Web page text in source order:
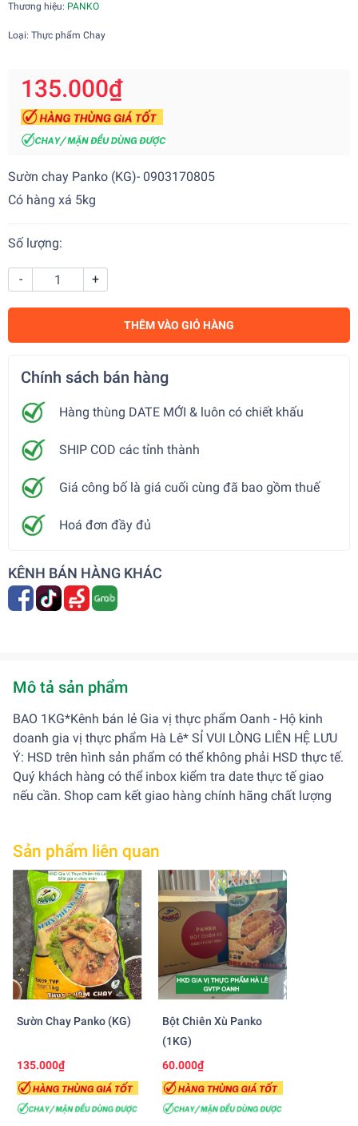
Thương hiệu: PANKO
Loại: Thực phẩm Chay
135.000₫
Sườn chay Panko (KG)- 0903170805
Có hàng xá 5kg
Số lượng:
- +
THÊM VÀO GIỎ HÀNG
Chính sách bán hàng
Hàng thùng DATE MỚI & luôn có chiết khấu
SHIP COD các tỉnh thành
Giá công bố là giá cuối cùng đã bao gồm thuế
Hoá đơn đầy đủ
KÊNH BÁN HÀNG KHÁC
Mô tả sản phẩm
BAO 1KG*Kênh bán lẻ Gia vị thực phẩm Oanh - Hộ kinh
doanh gia vị thực phẩm Hà Lê* SỈ VUI LÒNG LIÊN HỆ LƯU
Ý: HSD trên hình sản phẩm có thể không phải HSD thực tế.
Quý khách hàng có thể inbox kiểm tra date thực tế giao
nếu cần. Shop cam kết giao hàng chính hãng chất lượng
Sản phẩm liên quan
Sườn Chay Panko (KG)
135.000₫
Bột Chiên Xù Panko
(1KG)
60.000₫